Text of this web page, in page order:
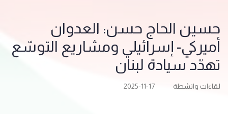
حسين الحاج حسن: العدوان
أميركي- إسرائيلي ومشاريع التوسّع
تهدّد سيادة لبنان
لقاءات وانشطة 2025-11-17